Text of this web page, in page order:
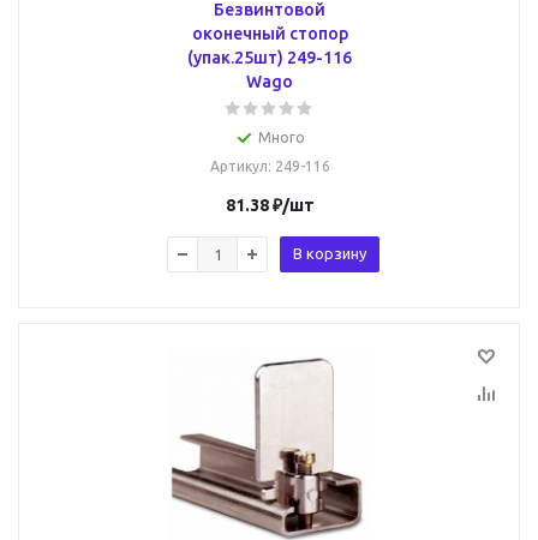
Безвинтовой
оконечный стопор
(упак.25шт) 249-116
Wago
Много
Артикул: 249-116
81.38₽/шт
В корзину